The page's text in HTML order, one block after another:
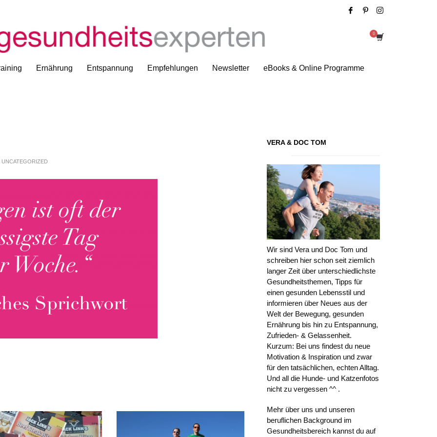
Ernährung Entspannung Empfehlungen Newsletter eBooks & Online Programme
Zitat des Tages
UNCATEGORIZED
VERA & DOC TOM
Wir sind Vera und Doc Tom und
schreiben hier schon seit ziemlich
langer Zeit über unterschiedlichste
Gesundheitsthemen, Tipps für
einen gesunden Lebensstil und
informieren über Neues aus der
Welt der Bewegung, gesunden
Ernährung bis hin zu Entspannung,
Zufrieden- & Gelassenheit.
Kurzum: Bei uns findest du neue
Motivation & Inspiration und zwar
für den tatsächlichen, echten Alltag.
Und all die Hunde- und Katzenfotos
nicht zu vergessen ^^ .
Mehr über uns und unseren
beruflichen Background im
Gesundheitsbereich kannst du auf